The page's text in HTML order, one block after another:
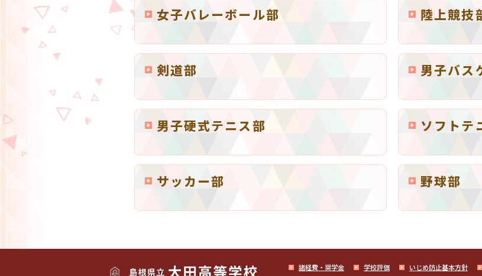
女子バレーボール部 陸上競技
剣道部 男子バス
男子硬式テニス部 ソフトテ
サッカー部 野球部
諸経費・奨学金 学校評価 いじめ防止基本方針